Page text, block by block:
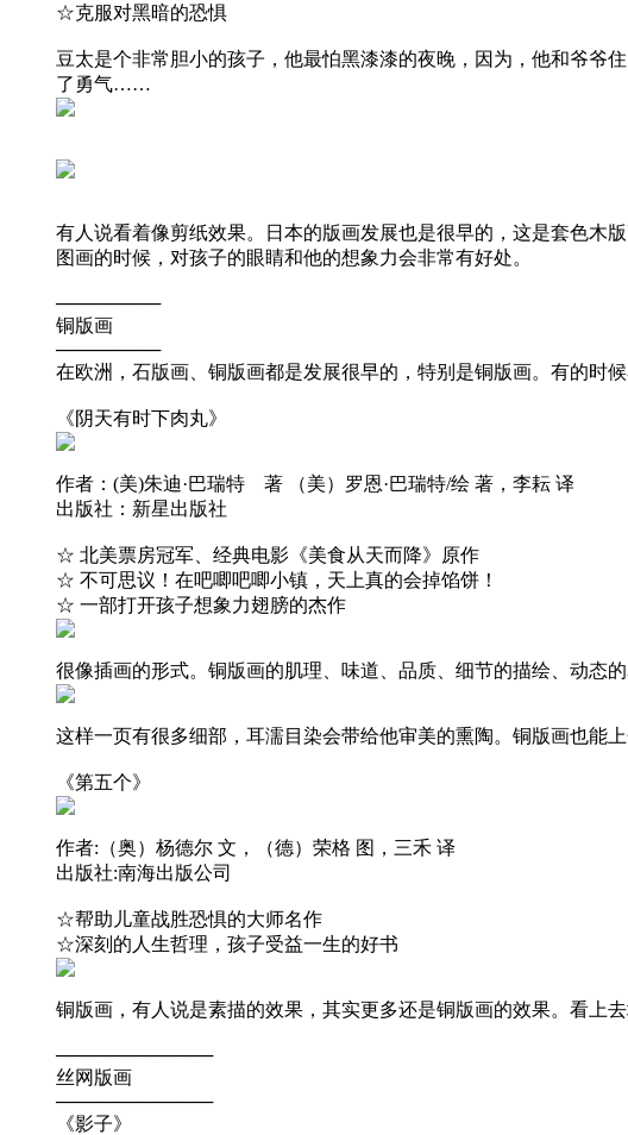
☆克服对黑暗的恐惧
豆太是个非常胆小的孩子，他最怕黑漆漆的夜晚，因为，他和爷爷
了勇气……
有人说看着像剪纸效果。日本的版画发展也是很早的，这是套色木
图画的时候，对孩子的眼睛和他的想象力会非常有好处。
────────
铜版画
────────
在欧洲，石版画、铜版画都是发展很早的，特别是铜版画。有的时
《阴天有时下肉丸》
作者：(美)朱迪·巴瑞特 著 （美）罗恩·巴瑞特/绘 著，李耘 译
出版社：新星出版社
☆ 北美票房冠军、经典电影《美食从天而降》原作
☆ 不可思议！在吧唧吧唧小镇，天上真的会掉馅饼！
☆ 一部打开孩子想象力翅膀的杰作
很像插画的形式。铜版画的肌理、味道、品质、细节的描绘、动态
这样一页有很多细部，耳濡目染会带给他审美的熏陶。铜版画也能
《第五个》
作者:（奥）杨德尔 文，（德）荣格 图，三禾 译
出版社:南海出版公司
☆帮助儿童战胜恐惧的大师名作
☆深刻的人生哲理，孩子受益一生的好书
铜版画，有人说是素描的效果，其实更多还是铜版画的效果。看上
────────────
丝网版画
────────────
《影子》